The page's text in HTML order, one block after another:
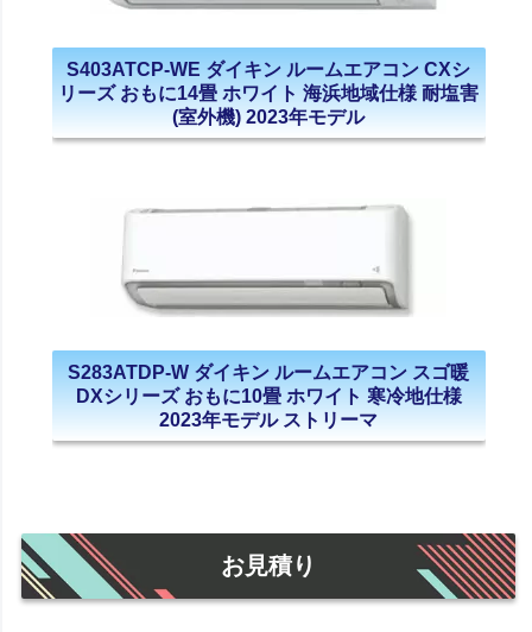
S403ATCP-WE ダイキン ルームエアコン CXシ
リーズ おもに14畳 ホワイト 海浜地域仕様 耐塩害
(室外機) 2023年モデル
S283ATDP-W ダイキン ルームエアコン スゴ暖
DXシリーズ おもに10畳 ホワイト 寒冷地仕様
2023年モデル ストリーマ
お見積り